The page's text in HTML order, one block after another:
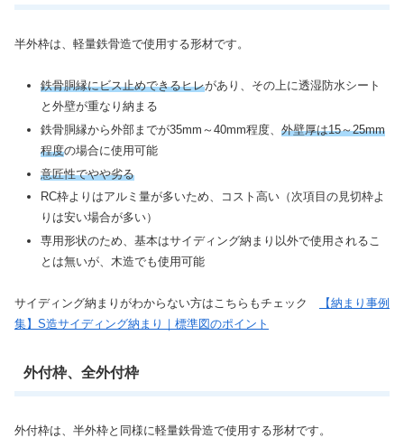
半外枠は、軽量鉄骨造で使用する形材です。
鉄骨胴縁にビス止めできるヒレがあり、その上に透湿防水シート
と外壁が重なり納まる
鉄骨胴縁から外部までが35mm～40mm程度、 外壁厚は15～25mm
程度の場合に使用可能
意匠性でやや劣る
RC枠よりはアルミ量が多いため、コスト高い（次項目の見切枠よ
りは安い場合が多い）
専用形状のため、基本はサイディング納まり以外で使用されるこ
とは無いが、木造でも使用可能
サイディング納まりがわからない方はこちらもチェック
【納まり事例
集】S造サイディング納まり｜標準図のポイント
外付枠、全外付枠
外付枠は、半外枠と同様に軽量鉄骨造で使用する形材です。